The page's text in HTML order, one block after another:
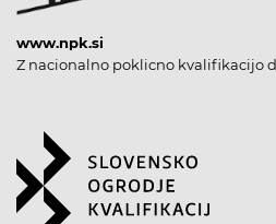
www.npk.si
Z nacionalno poklicno kvalifikacijo